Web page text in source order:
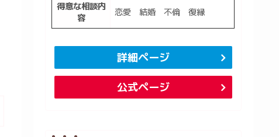
得意な相談内
容
恋愛 結婚 不倫 復縁
詳細ページ
公式ページ